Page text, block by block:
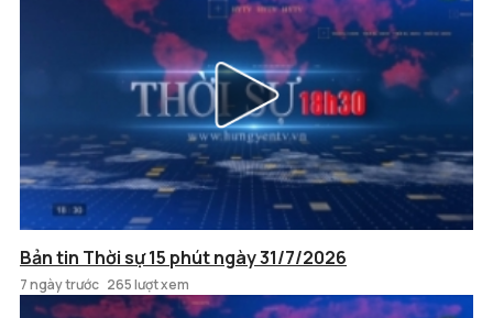
Bản tin Thời sự 15 phút ngày 31/7/2026
7 ngày trước 265 lượt xem